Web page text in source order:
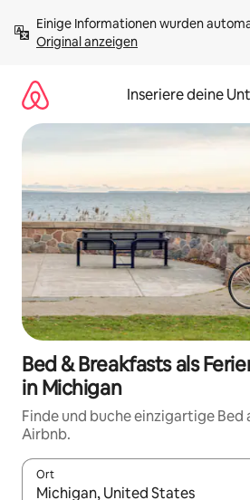
Inhalten
springenOriginal anzeigen
Inseriere deine
Bed & Breakfasts als
in Michigan
Finde und buche einzigartige Bed
Airbnb.
Ort
Wenn Ergebnisse verfügbar sind,